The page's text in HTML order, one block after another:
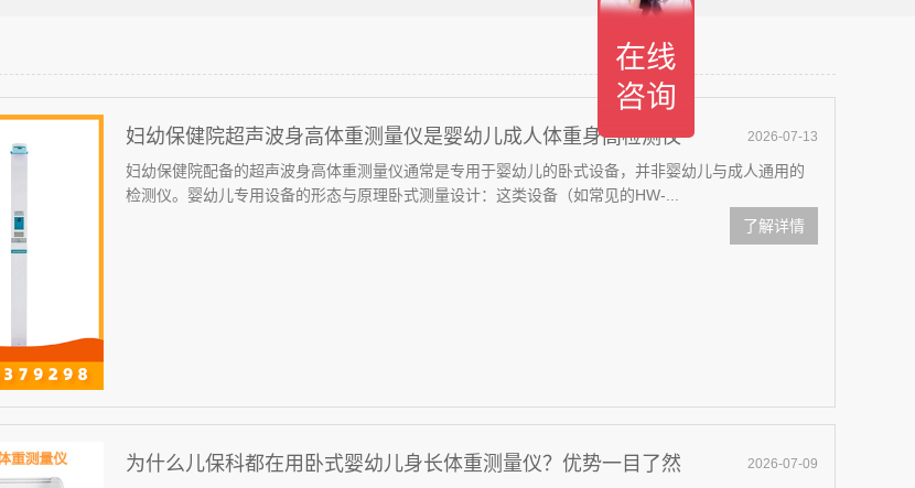
2026-07-13
妇幼保健院超声波身高体重测量仪是婴幼儿成人体重身高检测仪
妇幼保健院配备的超声波身高体重测量仪通常是专用于婴幼儿的卧式设备，并非婴幼儿与成人通用的
检测仪。婴幼儿专用设备的形态与原理卧式测量设计：这类设备（如常见的HW-...
了解详情
2026-07-09
为什么儿保科都在用卧式婴幼儿身长体重测量仪？优势一目了然